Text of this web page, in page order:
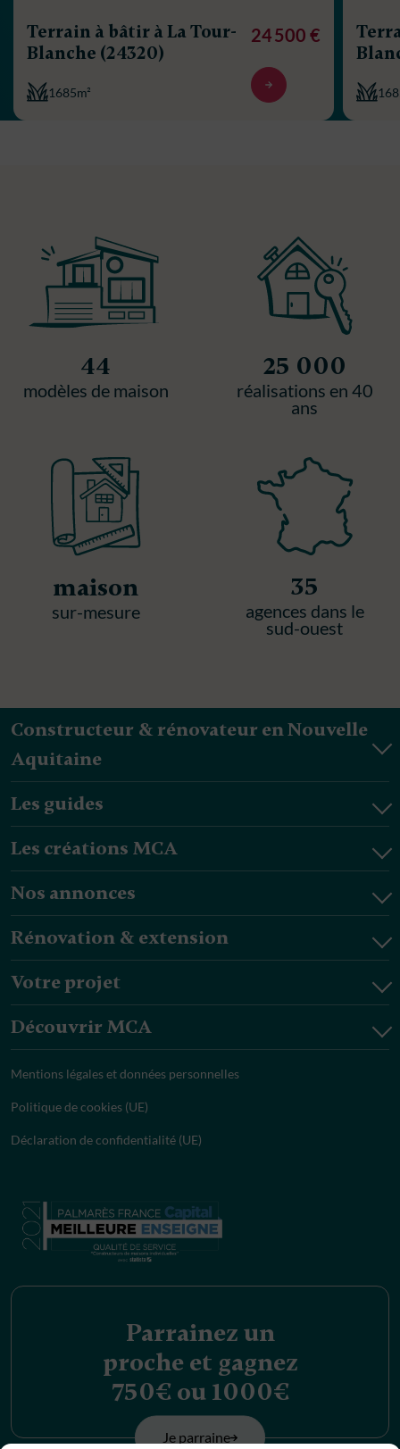
Terrain à bâtir à La Tour-
Blanche (24320)
1685m²
24 500 €
44
modèles de maison
25 000
réalisations en 40
ans
maison
sur-mesure
35
agences dans le
sud-ouest
Constructeur & rénovateur en Nouvelle
Aquitaine
Les guides
Les créations MCA
Nos annonces
Rénovation & extension
Votre projet
Découvrir MCA
Mentions légales et données personnelles
Politique de cookies (UE)
Déclaration de confidentialité (UE)
Parrainez un
proche et gagnez
750€ ou 1000€
Je parraine